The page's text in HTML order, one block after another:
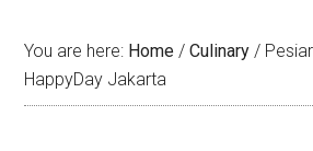
You are here: Home / Culinary /
HappyDay Jakarta